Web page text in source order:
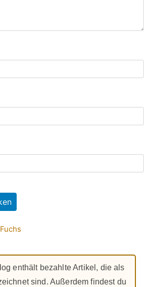
enthält bezahlte Artikel, die als
sind. Außerdem findest du